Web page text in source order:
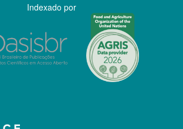
Indexado por